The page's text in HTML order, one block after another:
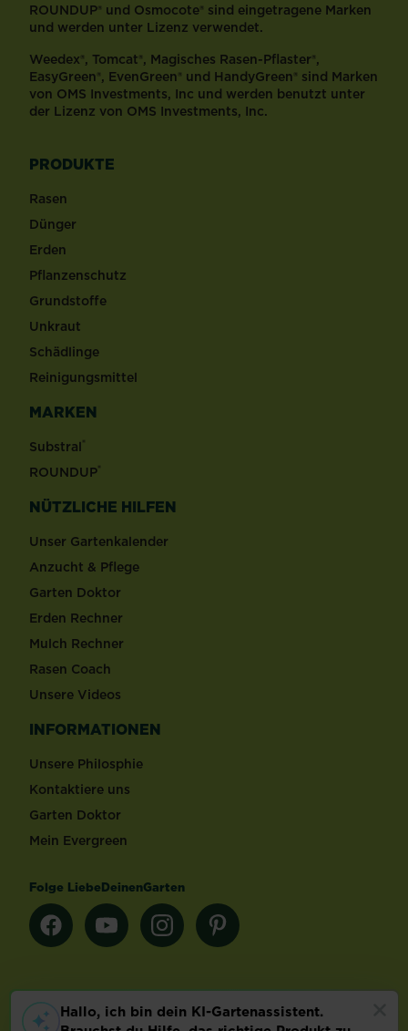
ROUNDUP® und Osmocote® sind eingetragene Marken
und werden unter Lizenz verwendet.
Weedex®, Tomcat®, Magisches Rasen-Pflaster®,
EasyGreen®, EvenGreen® und HandyGreen® sind Marken
von OMS Investments, Inc und werden benutzt unter
der Lizenz von OMS Investments, Inc.
PRODUKTE
Rasen
Dünger
Erden
Pflanzenschutz
Grundstoffe
Unkraut
Schädlinge
Reinigungsmittel
MARKEN
Substral®
ROUNDUP®
NÜTZLICHE HILFEN
Unser Gartenkalender
Anzucht & Pflege
Garten Doktor
Erden Rechner
Mulch Rechner
Rasen Coach
Unsere Videos
INFORMATIONEN
Unsere Philosphie
Kontaktiere uns
Garten Doktor
Mein Evergreen
Folge LiebeDeinenGarten
Länderauswahl